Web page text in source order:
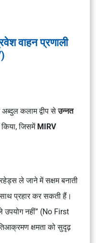
वाहन प्रणाली
कलाम द्वीप सेउन्नत
जिसमें MIRV
ले जाने में सक्षम बनाती
प्रहार कर सकती हैं।
नहीं” (No First
क्षमता को सुदृढ़